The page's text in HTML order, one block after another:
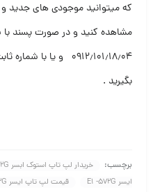
که میتوانید موجودی های جدید و
بگیرید .
برچسب: خریدار لپ تاپ استوک ابسر Acer E1 -572G
ایسر E1 -572G
قیمت لپ تاپ ایسر Acer E1 -572G